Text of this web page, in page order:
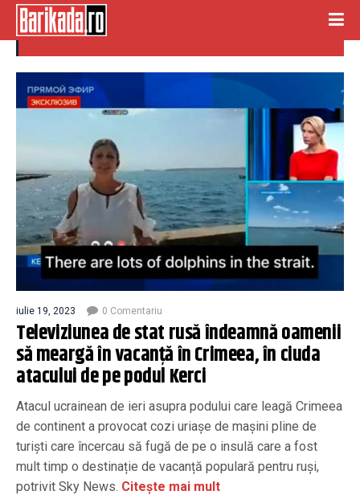
televiziune rusa
iulie 19, 2023 0 Comentariu
Televiziunea de stat rusă îndeamnă oamenii
să meargă în vacanță în Crimeea, în ciuda
atacului de pe podul Kerci
Atacul ucrainean de ieri asupra podului care leagă Crimeea
de continent a provocat cozi uriașe de mașini pline de
turiști care încercau să fugă de pe o insulă care a fost
mult timp o destinație de vacanță populară pentru ruși,
potrivit Sky News. Citește mai mult